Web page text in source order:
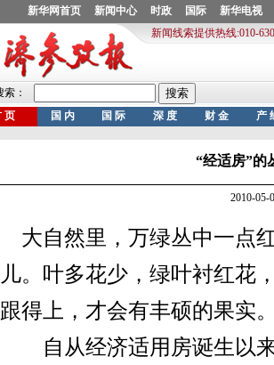
“经适房”的
2010-
大自然里，万绿丛中一点
儿。叶多花少，绿叶衬红花
跟得上，才会有丰硕的果实
自从经济适用房诞生以来